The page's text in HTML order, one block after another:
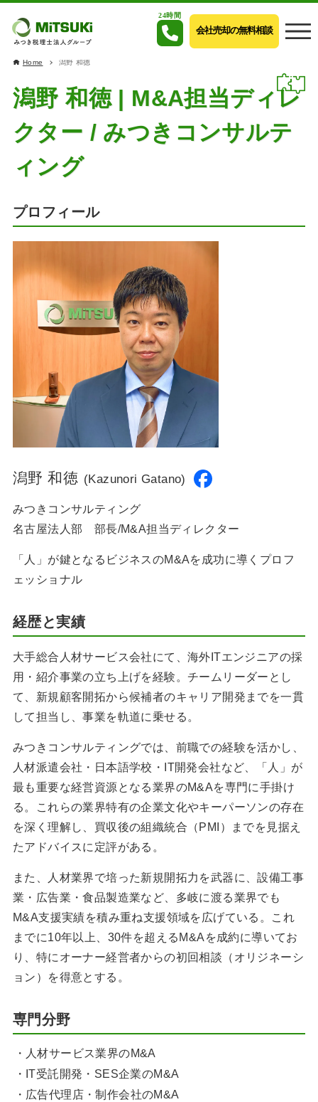
24時間
会社売却の無料相談
Home 潟野 和徳
潟野 和徳 | M&A担当ディレ
クター / みつきコンサルテ
ィング
プロフィール
潟野 和徳 (Kazunori Gatano)
みつきコンサルティング
名古屋法人部 部長/M&A担当ディレクター
「人」が鍵となるビジネスのM&Aを成功に導くプロフ
ェッショナル
経歴と実績
大手総合人材サービス会社にて、海外ITエンジニアの採
用・紹介事業の立ち上げを経験。チームリーダーとし
て、新規顧客開拓から候補者のキャリア開発までを一貫
して担当し、事業を軌道に乗せる。
みつきコンサルティングでは、前職での経験を活かし、
人材派遣会社・日本語学校・IT開発会社など、「人」が
最も重要な経営資源となる業界のM&Aを専門に手掛け
る。これらの業界特有の企業文化やキーパーソンの存在
を深く理解し、買収後の組織統合（PMI）までを見据え
たアドバイスに定評がある。
また、人材業界で培った新規開拓力を武器に、設備工事
業・広告業・食品製造業など、多岐に渡る業界でも
M&A支援実績を積み重ね支援領域を広げている。これ
までに10年以上、30件を超えるM&Aを成約に導いてお
り、特にオーナー経営者からの初回相談（オリジネーシ
ョン）を得意とする。
専門分野
人材サービス業界のM&A
IT受託開発・SES企業のM&A
広告代理店・制作会社のM&A